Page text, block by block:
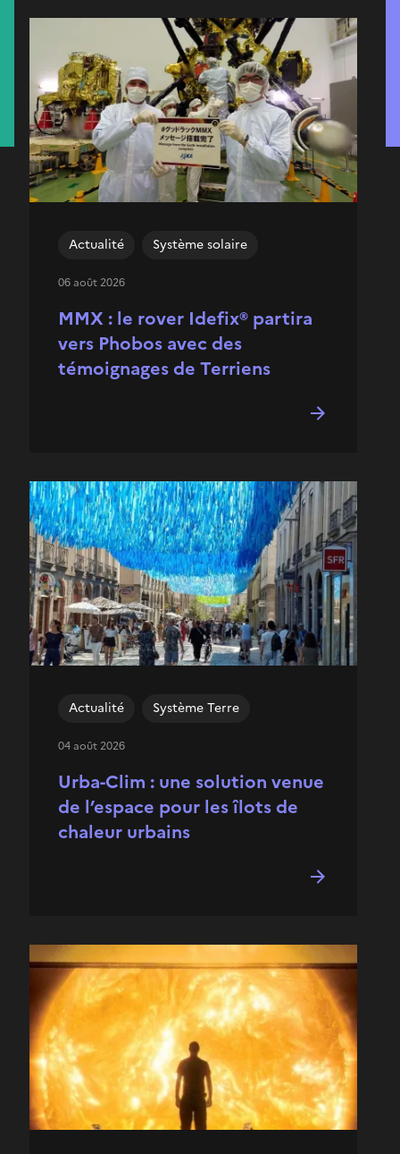
MMX : le rover Idefix® partira
vers Phobos avec des
témoignages de Terriens
Actualité Système solaire
06 août 2026
Urba-Clim : une solution venue
de l’espace pour les îlots de
chaleur urbains
Actualité Système Terre
04 août 2026